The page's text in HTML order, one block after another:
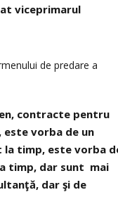
viceprimarul
de predare a
contracte pentru
este vorba de un
timp, este vorba
timp, dar sunt mai
dar şi de